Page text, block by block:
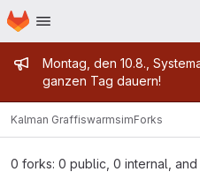
Skip to main content
Homepage
Admin
Montag, den 10.8.,
ganzen Tag dauern!
Kalman GraffiswarmsimForks
0 forks: 0 public, 0 internal, and